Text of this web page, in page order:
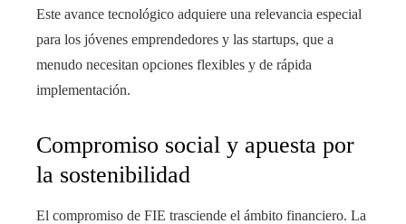
Este avance tecnológico adquiere una relevancia especial
para los jóvenes emprendedores y las startups, que a
menudo necesitan opciones flexibles y de rápida
implementación.
Compromiso social y apuesta por
la sostenibilidad
El compromiso de FIE trasciende el ámbito financiero. La